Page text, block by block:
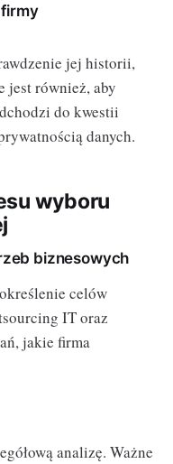
jej historii,
jest również, aby
do kwestii
danych.
wyboru
biznesowych
celów
IT oraz
jakie firma
analizę. Ważne